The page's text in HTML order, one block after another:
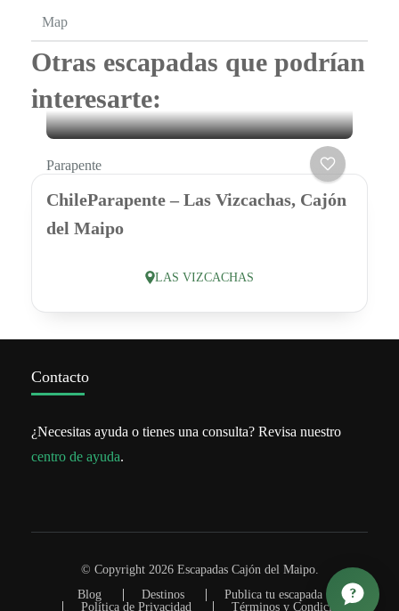
Map
Otras escapadas que podrían
interesarte:
Parapente
ChileParapente – Las Vizcachas, Cajón
del Maipo
LAS VIZCACHAS
Contacto
¿Necesitas ayuda o tienes una consulta? Revisa nuestro
centro de ayuda.
© Copyright 2026 Escapadas Cajón del Maipo.
Blog
Destinos
Publica tu escapada
Política de Privacidad
Términos y Condiciones